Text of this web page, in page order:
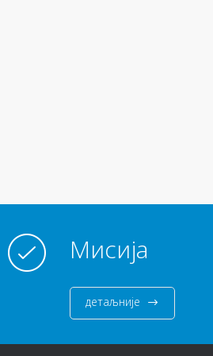
Мисија
детаљније